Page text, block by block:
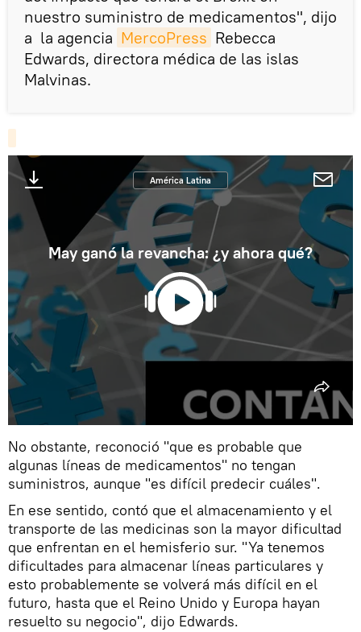
nuestro suministro de medicamentos", dijo
a la agencia MercoPress Rebecca
Edwards, directora médica de las islas
Malvinas.
América Latina
May ganó la revancha: ¿y ahora qué?
No obstante, reconoció "que es probable que
algunas líneas de medicamentos" no tengan
suministros, aunque "es difícil predecir cuáles".
En ese sentido, contó que el almacenamiento y el
transporte de las medicinas son la mayor dificultad
que enfrentan en el hemisferio sur. "Ya tenemos
dificultades para almacenar líneas particulares y
esto probablemente se volverá más difícil en el
futuro, hasta que el Reino Unido y Europa hayan
resuelto su negocio", dijo Edwards.